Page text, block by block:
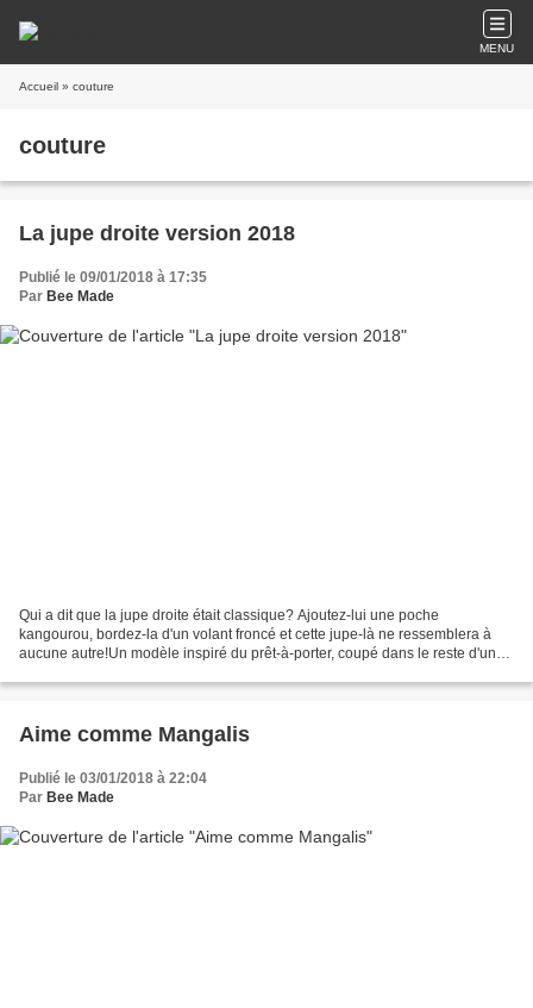
MENU
Accueil » couture
couture
La jupe droite version 2018
Publié le 09/01/2018 à 17:35
Par Bee Made
Qui a dit que la jupe droite était classique? Ajoutez-lui une poche
kangourou, bordez-la d'un volant froncé et cette jupe-là ne ressemblera à
aucune autre!Un modèle inspiré du prêt-à-porter, coupé dans le reste d'un
Aime comme Mangalis
Publié le 03/01/2018 à 22:04
Par Bee Made